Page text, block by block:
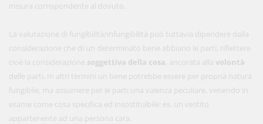
misura corrispondente al dovuto.
La valutazione di fungibilità/infungibilità può tuttavia dipendere dalla
considerazione che di un determinato bene abbiano le parti, riflettere
cioè la considerazione soggettiva della cosa, ancorata alla volontà
delle parti. In altri termini un bene potrebbe essere per propria natura
fungibile, ma assumere per le parti una valenza peculiare, venendo in
esame come cosa specifica ed insostituibile: es. un vestito
appartenente ad una persona cara.